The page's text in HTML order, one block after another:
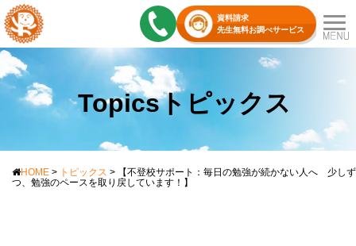
資料請求
先生無料お調べサービス
Topicsトピックス
HOME > トピックス >
【不登校サポート：毎日の勉強が続かない人へ 少しず
つ、勉強のペースを取り戻しています！】